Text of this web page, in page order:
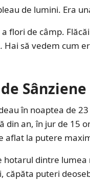
de lumini. Era
flori de câmp.
să vedem cum
în noaptea de
din an, în jur de 15
aflat la putere
hotarul dintre
căpăta puteri